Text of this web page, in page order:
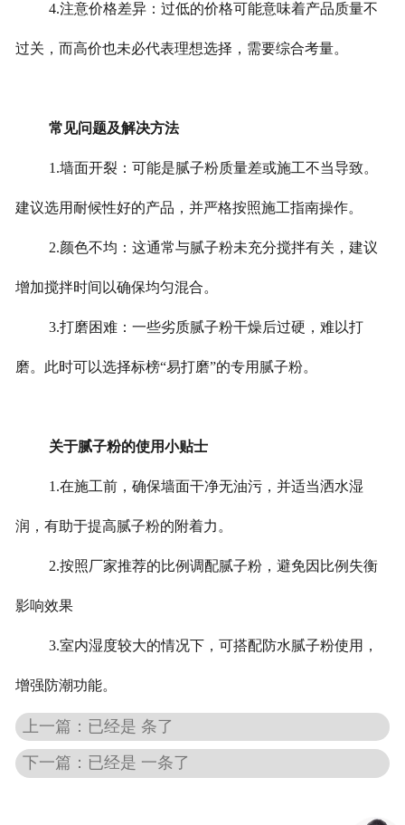
4.注意价格差异：过低的价格可能意味着产品质量不
过关，而高价也未必代表理想选择，需要综合考量。
常见问题及解决方法
1.墙面开裂：可能是腻子粉质量差或施工不当导致。
建议选用耐候性好的产品，并严格按照施工指南操作。
2.颜色不均：这通常与腻子粉未充分搅拌有关，建议
增加搅拌时间以确保均匀混合。
3.打磨困难：一些劣质腻子粉干燥后过硬，难以打
磨。此时可以选择标榜“易打磨”的专用腻子粉。
关于腻子粉的使用小贴士
1.在施工前，确保墙面干净无油污，并适当洒水湿
润，有助于提高腻子粉的附着力。
2.按照厂家推荐的比例调配腻子粉，避免因比例失衡
影响效果
3.室内湿度较大的情况下，可搭配防水腻子粉使用，
增强防潮功能。
上一篇：已经是 条了
下一篇：已经是 一条了